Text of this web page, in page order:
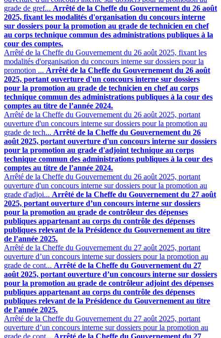
grade de gref... Arrêté de la Cheffe du Gouvernement du 26 août
2025, fixant les modalités d'organisation du concours interne
sur dossiers pour la promotion au grade de technicien en chef
au corps technique commun des administrations publiques à la
cour des comptes.
Arrêté de la Cheffe du Gouvernement du 26 août 2025, fixant les
modalités d'organisation du concours interne sur dossiers pour la
promotion ... Arrêté de la Cheffe du Gouvernement du 26 août
2025, portant ouverture d'un concours interne sur dossiers
pour la promotion au grade de technicien en chef au corps
technique commun des administrations publiques à la cour des
comptes au titre de l’année 2024.
Arrêté de la Cheffe du Gouvernement du 26 août 2025, portant
ouverture d'un concours interne sur dossiers pour la promotion au
grade de tech... Arrêté de la Cheffe du Gouvernement du 26
août 2025, portant ouverture d'un concours interne sur dossiers
pour la promotion au grade d'adjoint technique au corps
technique commun des administrations publiques à la cour des
comptes au titre de l’année 2024.
Arrêté de la Cheffe du Gouvernement du 26 août 2025, portant
ouverture d'un concours interne sur dossiers pour la promotion au
grade d'adjoi... Arrêté de la Cheffe du Gouvernement du 27 août
2025, portant ouverture d’un concours interne sur dossiers
pour la promotion au grade de contrôleur des dépenses
publiques appartenant au corps du contrôle des dépenses
publiques relevant de la Présidence du Gouvernement au titre
de l’année 2025.
Arrêté de la Cheffe du Gouvernement du 27 août 2025, portant
ouverture d’un concours interne sur dossiers pour la promotion au
grade de cont... Arrêté de la Cheffe du Gouvernement du 27
août 2025, portant ouverture d’un concours interne sur dossiers
pour la promotion au grade de contrôleur adjoint des dépenses
publiques appartenant au corps du contrôle des dépenses
publiques relevant de la Présidence du Gouvernement au titre
de l’année 2025.
Arrêté de la Cheffe du Gouvernement du 27 août 2025, portant
ouverture d’un concours interne sur dossiers pour la promotion au
grade de cont... Arrêté de la Cheffe du Gouvernement du 27